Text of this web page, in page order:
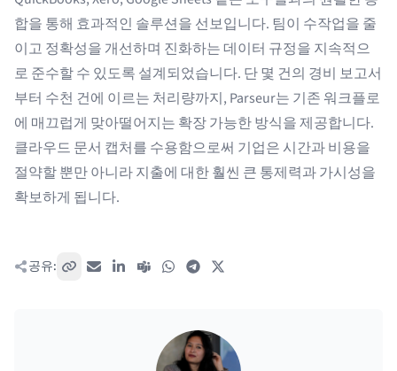
합을 통해 효과적인 솔루션을 선보입니다. 팀이 수작업을 줄
이고 정확성을 개선하며 진화하는 데이터 규정을 지속적으
로 준수할 수 있도록 설계되었습니다. 단 몇 건의 경비 보고서
부터 수천 건에 이르는 처리량까지, Parseur는 기존 워크플로
에 매끄럽게 맞아떨어지는 확장 가능한 방식을 제공합니다.
클라우드 문서 캡처를 수용함으로써 기업은 시간과 비용을
절약할 뿐만 아니라 지출에 대한 훨씬 큰 통제력과 가시성을
확보하게 됩니다.
공유: 링크 복사이메일LinkedIn
Teams WhatsAppTelegram